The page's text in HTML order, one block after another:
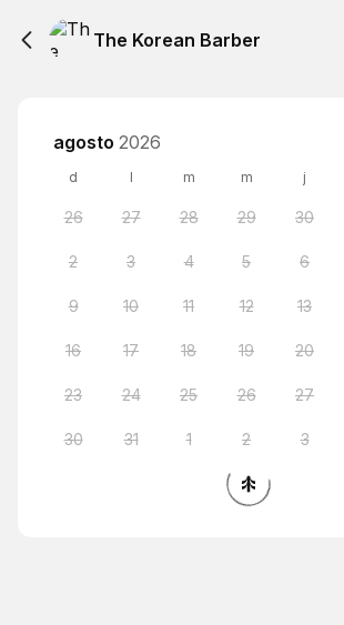
The Korean Barber
agosto 2026
d l m m j
26 27 28 29 30
2 3 4 5 6
9 10 11 12 13
16 17 18 19 20
23 24 25 26 27
30 31 1 2 3